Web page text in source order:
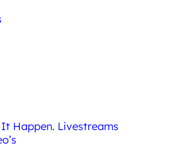
Happen. Livestreams